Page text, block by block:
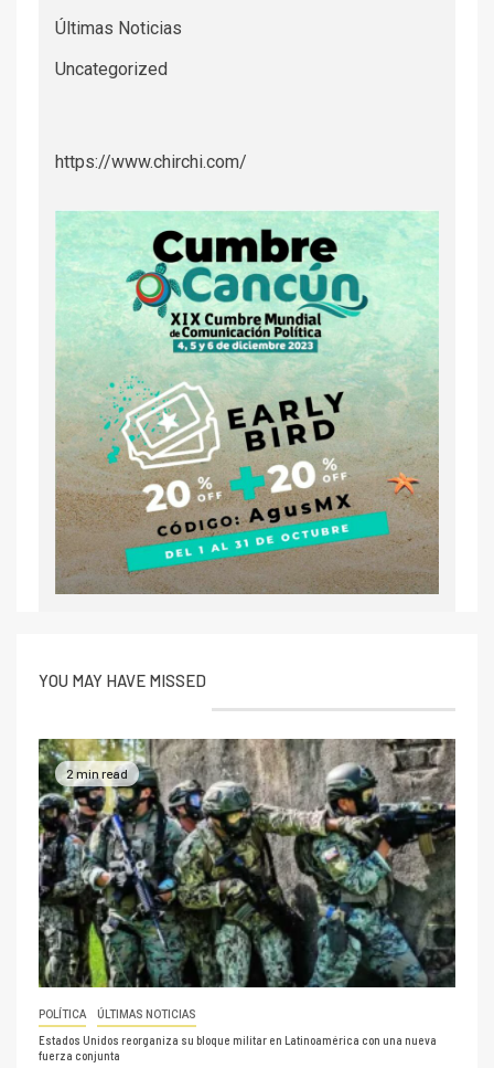
Últimas Noticias
Uncategorized
https://www.chirchi.com/
YOU MAY HAVE MISSED
2 min read
POLÍTICA ÚLTIMAS NOTICIAS
Estados Unidos reorganiza su bloque militar en Latinoamérica con una nueva
fuerza conjunta